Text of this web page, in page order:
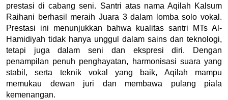
prestasi di cabang seni. Santri atas nama Aqilah Kalsum
Raihani berhasil meraih Juara 3 dalam lomba solo vokal.
Prestasi ini menunjukkan bahwa kualitas santri MTs Al-
Hamidiyah tidak hanya unggul dalam sains dan teknologi,
tetapi juga dalam seni dan ekspresi diri. Dengan
penampilan penuh penghayatan, harmonisasi suara yang
stabil, serta teknik vokal yang baik, Aqilah mampu
memukau dewan juri dan membawa pulang piala
kemenangan.